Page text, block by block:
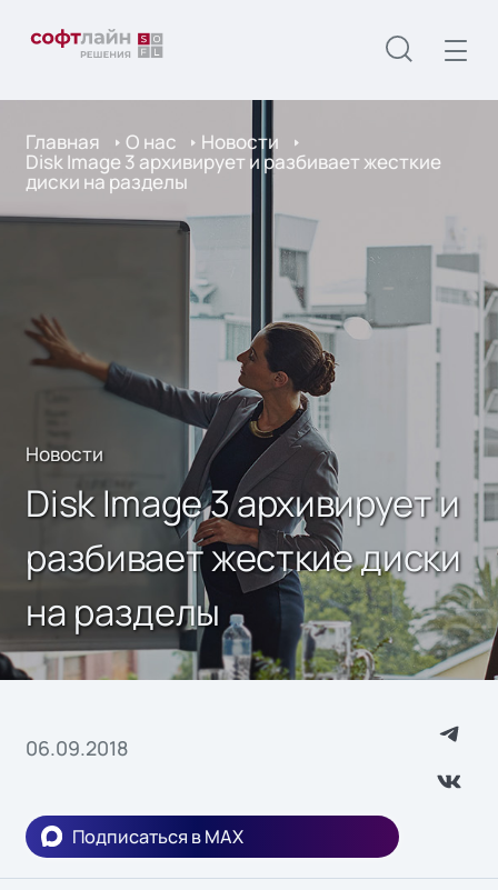
Главная О нас Новости
Disk Image 3 архивирует и разбивает жесткие
диски на разделы
Новости
Disk Image 3 архивирует и
разбивает жесткие диски
на разделы
06.09.2018
Подписаться в MAX